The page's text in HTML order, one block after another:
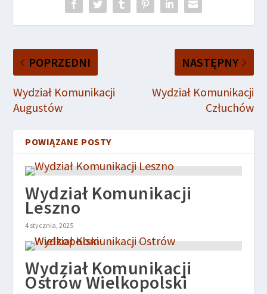
POPRZEDNI
Wydział Komunikacji
Augustów
NASTĘPNY
Wydział Komunikacji
Człuchów
POWIĄZANE POSTY
Wydział Komunikacji
Leszno
4 stycznia, 2025
Wydział Komunikacji
Ostrów Wielkopolski